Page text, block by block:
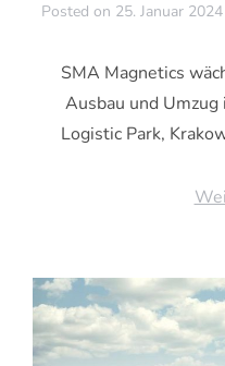
Posted on 25. Januar 2024
SMA Magnetics
Ausbau und
Logistic Park,